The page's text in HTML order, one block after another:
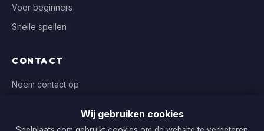
Voor beginners
Snelle spellen
CONTACT
Neem contact op
Wij gebruiken cookies